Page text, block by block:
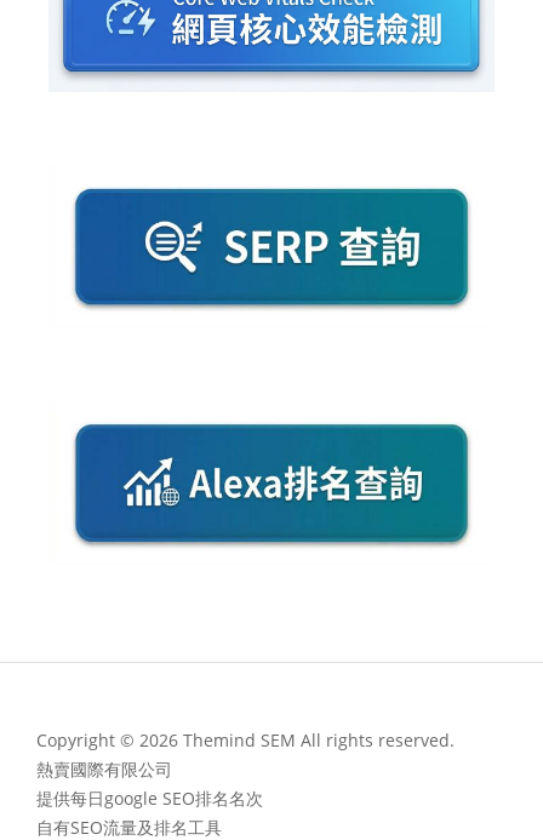
Copyright © 2026 Themind SEM All rights reserved.
熱賣國際有限公司
提供每日google SEO排名名次
自有SEO流量及排名工具